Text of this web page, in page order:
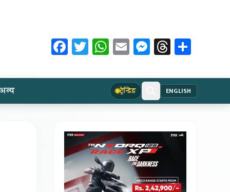
Facebook
Twitter
WhatsApp
EmailMessenger
Threads
ट्रेन्डिङ ENGLISH